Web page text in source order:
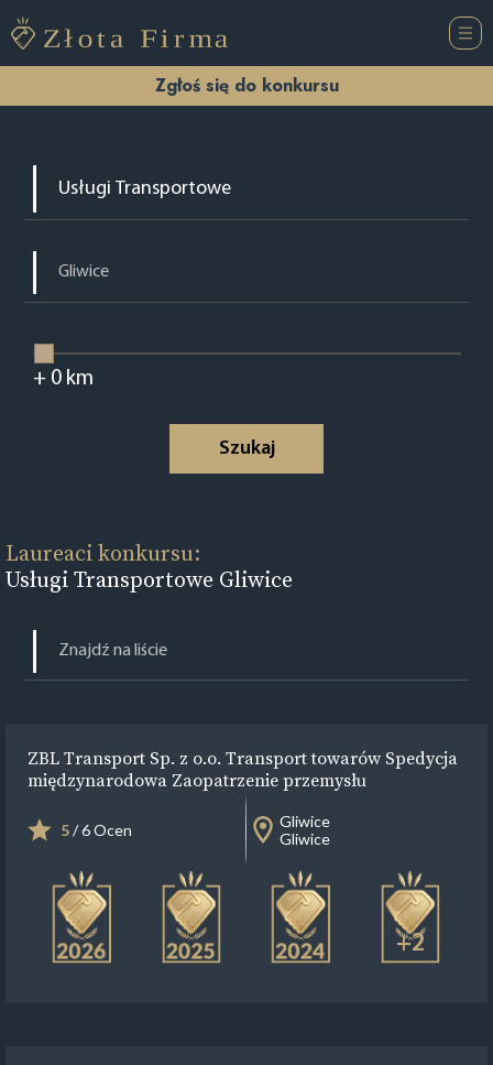
Zgłoś się do konkursu
+ 0km
Szukaj
Laureaci konkursu:
Usługi Transportowe Gliwice
ZBL Transport Sp. z o.o. Transport towarów Spedycja
międzynarodowa Zaopatrzenie przemysłu
5/ 6 Ocen
Gliwice
Gliwice
+2